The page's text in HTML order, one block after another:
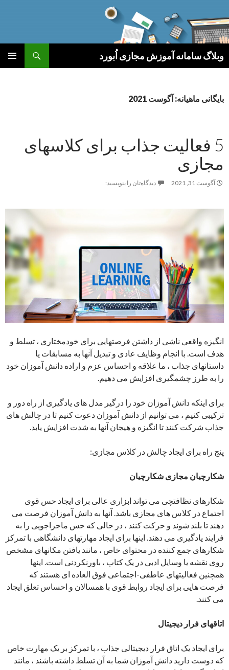
وبلاگ سامانه آموزش مجازی اُبورد
جست‌وجو
رفتن
بایگانی ماهیانه: آگوست 2021
5 فعالیت جذاب برای کلاسهای
مجازی
آگوست 31, 2021 دیدگاه‌تان را بنویسید:
انگیزه واقعی ناشی از داشتن فرصتهایی برای خودمختاری ، تسلط و
هدف است. با انجام وظایف عادی و تبدیل آنها به مسابقات یا
داستانهای جذاب ، ما علاقه و احساس عزم و اراده دانش آموزان خود
را به طرز چشمگیری افزایش می دهیم.
برای اینکه دانش آموزان خود را درگیر مدل های یادگیری از راه دور و
ترکیبی کنیم ، می توانیم از دانش آموزان دعوت کنیم تا در چالش های
جذاب شرکت کنند تا انگیزه و هیجان آنها به شدت افزایش یابد.
پنج راه برای ایجاد چالش در کلاس مجازی:
شکارچیان مجازی شکارچیان
شکارهای نظافتچی می تواند ابزاری عالی برای ایجاد حس قوی
اجتماع در کلاس های مجازی باشد. آنها به دانش آموزان فرصت می
دهند تا بلند شوند و حرکت کنند ، در حالی که حس ماجراجویی را به
فرایند یادگیری می دهند. اینها برای ایجاد مهارتهای دانشگاهی با تمرکز
شکارهای جمع کننده در محتوای خاص ، مانند یافتن مکانهای مشخص
روی نقشه یا وسایل ادبی در یک کتاب ، باورنکردنی است. اینها
همچنین فعالیتهای عاطفی-اجتماعی فوق العاده ای هستند که
فرصت هایی برای ایجاد روابط قوی با همسالان و احساس تعلق ایجاد
می کنند.
اتاقهای فرار دیجیتال
برای ایجاد یک اتاق فرار دیجیتالی جذاب ، با تمرکز بر یک مهارت خاص
که دوست دارید دانش آموزان شما به آن تسلط داشته باشند ، مانند